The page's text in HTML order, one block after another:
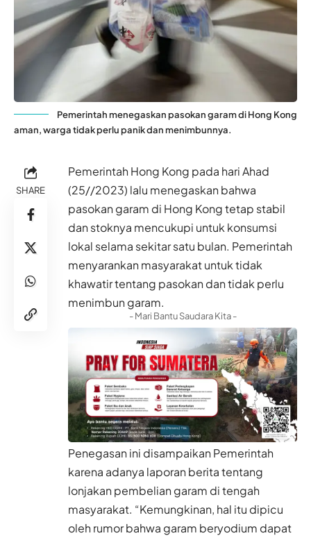
Pemerintah menegaskan pasokan garam di Hong Kong
aman, warga tidak perlu panik dan menimbunnya.
SHARE
Pemerintah Hong Kong pada hari Ahad
(25//2023) lalu menegaskan bahwa
pasokan garam di Hong Kong tetap stabil
dan stoknya mencukupi untuk konsumsi
lokal selama sekitar satu bulan. Pemerintah
menyarankan masyarakat untuk tidak
khawatir tentang pasokan dan tidak perlu
menimbun garam.
- Mari Bantu Saudara Kita -
Penegasan ini disampaikan Pemerintah
karena adanya laporan berita tentang
lonjakan pembelian garam di tengah
masyarakat. “Kemungkinan, hal itu dipicu
oleh rumor bahwa garam beryodium dapat